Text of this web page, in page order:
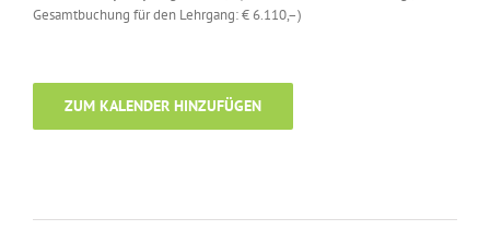
Gesamtbuchung für den Lehrgang: € 6.110,–)
ZUM KALENDER HINZUFÜGEN